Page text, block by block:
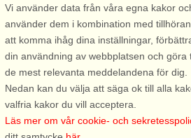
Om området
Gratis avbokning fram till 35 dagar
ankomster under perioden 18/7-2026
Se villkor här
Topp-attraktioner i området
Vi använder data från våra egna kakor
använder dem i kombination med
att komma ihåg dina inställningar,
din användning av webbplatsen och göra
de mest relevanta meddelandena för dig.
Nedan kan du välja att säga ok till alla
valfria kakor du vill acceptera.
Läs mer om vår cookie- och